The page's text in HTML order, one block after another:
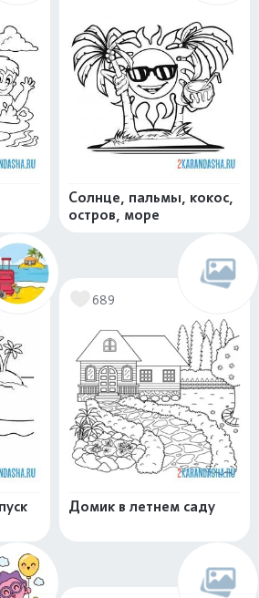
Солнце, пальмы, кокос,
остров, море
689
Домик в летнем саду